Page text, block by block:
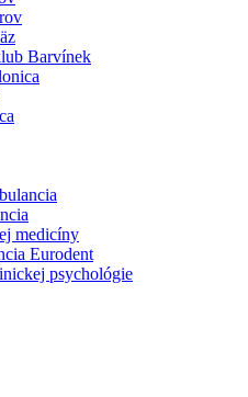
Barvínek
medicíny
Eurodent
psychológie